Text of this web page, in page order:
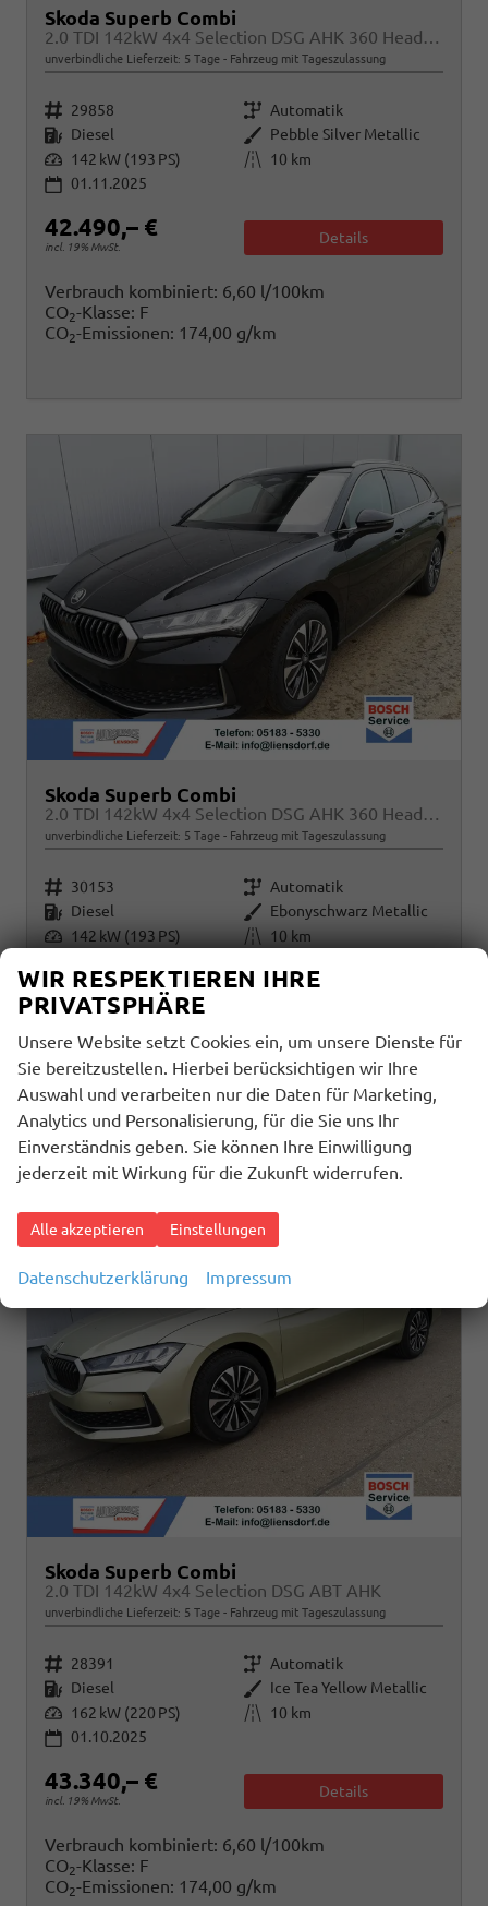
Skoda Superb Combi
2.0 TDI 142kW 4x4 Selection DSG AHK 360 Head Up Pano
unverbindliche Lieferzeit: 5 Tage Fahrzeug mit Tageszulassung
Fahrzeugnr. 29858 Getriebe Automatik
Kraftstoff Diesel Außenfarbe Pebble Silver Metallic
Leistung 142 kW (193 PS) Kilometerstand
10 km
01.11.2025
42.490,– €
incl. 19% MwSt.
Details
Verbrauch kombiniert: 6,60 l/100km
CO2-Klasse: F
CO2-Emissionen: 174,00 g/km
Skoda Superb Combi
2.0 TDI 142kW 4x4 Selection DSG AHK 360 Head Up Pano
unverbindliche Lieferzeit: 5 Tage Fahrzeug mit Tageszulassung
Fahrzeugnr. 30153 Getriebe Automatik
Kraftstoff Diesel Außenfarbe Ebonyschwarz Metallic
Leistung 142 kW (193 PS) Kilometerstand
10 km
42.490,– €
Verbrauch kombiniert:6,60 l/100km
CO 2-Klasse: F
CO
2 -Emissionen: 174,00 g/km
Skoda Superb Combi
2.0 TDI 142kW 4x4 Selection DSG ABT AHK
unverbindliche Lieferzeit: 5 Tage Fahrzeug mit Tageszulassung
Fahrzeugnr. 28391 Getriebe Automatik
Kraftstoff Diesel Außenfarbe Ice Tea Yellow Metallic
Leistung 162 kW (220 PS) Kilometerstand
10 km
01.10.2025
43.340,– €
incl. 19% MwSt.
Details
Verbrauch kombiniert: 6,60 l/100km
CO2-Klasse: F
CO2-Emissionen: 174,00 g/km
WIR RESPEKTIEREN IHRE
PRIVATSPHÄRE
Unsere Website setzt Cookies ein, um unsere Dienste für
Sie bereitzustellen. Hierbei berücksichtigen wir Ihre
Auswahl und verarbeiten nur die Daten für Marketing,
Analytics und Personalisierung, für die Sie uns Ihr
Einverständnis geben. Sie können Ihre Einwilligung
jederzeit mit Wirkung für die Zukunft widerrufen.
Alle akzeptieren Einstellungen
Datenschutzerklärung Impressum